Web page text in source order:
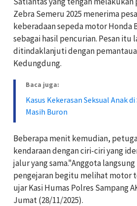
Zebra Semeru 2025 menerima
keberadaan sepeda motor Honda
sebagai hasil pencurian. Pesan itu
ditindaklanjuti dengan
Kedungdung.
Baca juga:
Kasus Kekerasan Seksual Anak
Masih Buron
Beberapa menit kemudian,
kendaraan dengan ciri-ciri yang
jalur yang sama."Anggota
pengejaran begitu melihat motor
ujar Kasi Humas Polres Sampang
Jumat (28/11/2025).